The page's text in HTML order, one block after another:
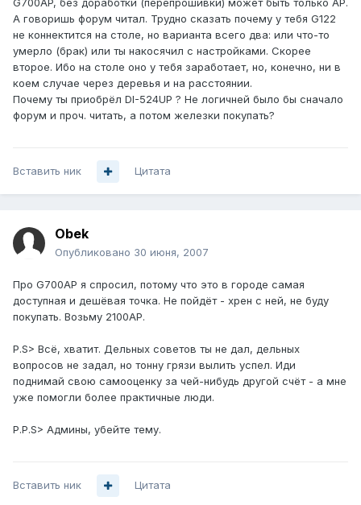
G700AP, без доработки (перепрошивки) может быть только АР.
А говоришь форум читал. Трудно сказать почему у тебя G122
не коннектится на столе, но варианта всего два: или что-то
умерло (брак) или ты накосячил с настройками. Скорее
второе. Ибо на столе оно у тебя заработает, но, конечно, ни в
коем случае через деревья и на расстоянии.
Почему ты приобрёл DI-524UP ? Не логичней было бы сначало
форум и проч. читать, а потом железки покупать?
Вставить ник Цитата
Obek
Опубликовано 30 июня, 2007
Про G700AP я спросил, потому что это в городе самая
доступная и дешёвая точка. Не пойдёт - хрен с ней, не буду
покупать. Возьму 2100AP.
P.S> Всё, хватит. Дельных советов ты не дал, дельных
вопросов не задал, но тонну грязи вылить успел. Иди
поднимай свою самооценку за чей-нибудь другой счёт - а мне
уже помогли более практичные люди.
P.P.S> Админы, убейте тему.
Вставить ник Цитата